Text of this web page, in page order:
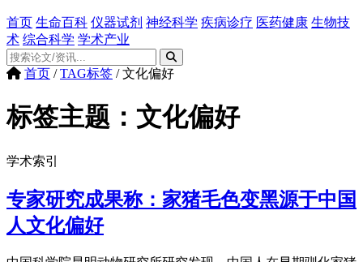
首页 生命百科 仪器试剂 神经科学 疾病诊疗 医药健康 生物技
术 综合科学 学术产业
首页 / TAG标签 / 文化偏好
标签主题： 文化偏好
学术索引
专家研究成果称：家猪毛色变黑源于中国
人文化偏好